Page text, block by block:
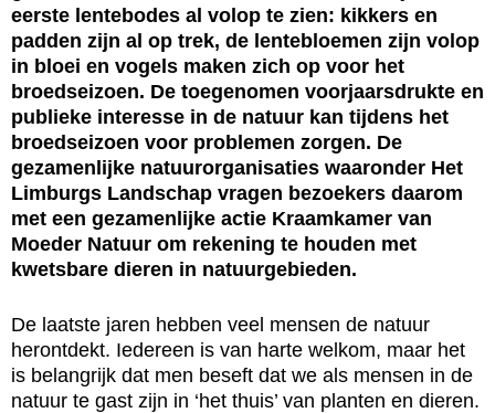
eerste lentebodes al volop te zien: kikkers en
padden zijn al op trek, de lentebloemen zijn volop
in bloei en vogels maken zich op voor het
broedseizoen. De toegenomen voorjaarsdrukte en
publieke interesse in de natuur kan tijdens het
broedseizoen voor problemen zorgen. De
gezamenlijke natuurorganisaties waaronder Het
Limburgs Landschap vragen bezoekers daarom
met een gezamenlijke actie Kraamkamer van
Moeder Natuur om rekening te houden met
kwetsbare dieren in natuurgebieden.
De laatste jaren hebben veel mensen de natuur
herontdekt. Iedereen is van harte welkom, maar het
is belangrijk dat men beseft dat we als mensen in de
natuur te gast zijn in ‘het thuis’ van planten en dieren.